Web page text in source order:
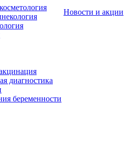
диагностика
беременности
Новости и акции